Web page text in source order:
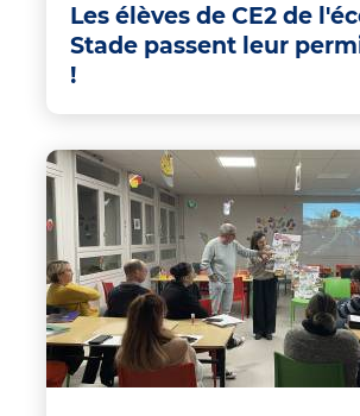
Les élèves de CE2 de
Stade passent leur
!